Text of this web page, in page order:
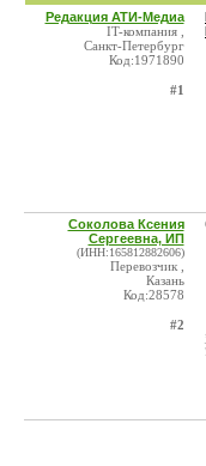
Редакция АТИ-Медиа
IT-компания ,
Санкт-Петербург
Код:1971890
#1
Соколова Ксения
Сергеевна, ИП
(ИНН:165812882606)
Перевозчик ,
Казань
Код:28578
#2